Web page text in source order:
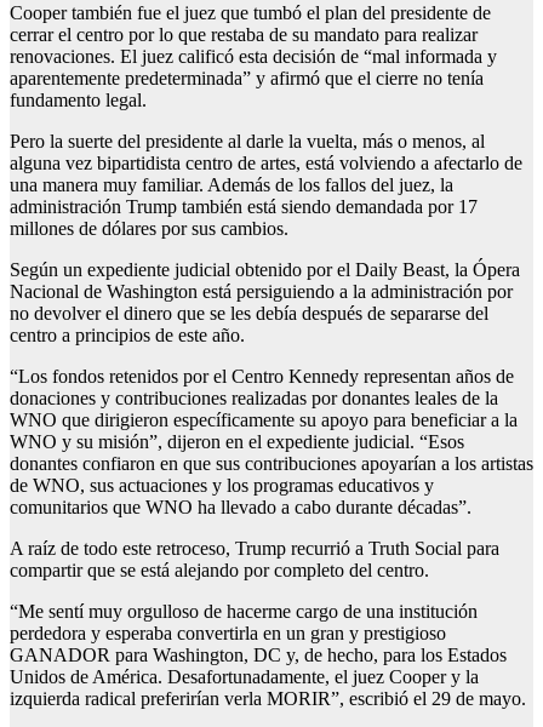
Cooper también fue el juez que tumbó el plan del presidente de
cerrar el centro por lo que restaba de su mandato para realizar
renovaciones. El juez calificó esta decisión de “mal informada y
aparentemente predeterminada” y afirmó que el cierre no tenía
fundamento legal.
Pero la suerte del presidente al darle la vuelta, más o menos, al
alguna vez bipartidista centro de artes, está volviendo a afectarlo de
una manera muy familiar. Además de los fallos del juez, la
administración Trump también está siendo demandada por 17
millones de dólares por sus cambios.
Según un expediente judicial obtenido por el Daily Beast, la Ópera
Nacional de Washington está persiguiendo a la administración por
no devolver el dinero que se les debía después de separarse del
centro a principios de este año.
“Los fondos retenidos por el Centro Kennedy representan años de
donaciones y contribuciones realizadas por donantes leales de la
WNO que dirigieron específicamente su apoyo para beneficiar a la
WNO y su misión”, dijeron en el expediente judicial. “Esos
donantes confiaron en que sus contribuciones apoyarían a los artistas
de WNO, sus actuaciones y los programas educativos y
comunitarios que WNO ha llevado a cabo durante décadas”.
A raíz de todo este retroceso, Trump recurrió a Truth Social para
compartir que se está alejando por completo del centro.
“Me sentí muy orgulloso de hacerme cargo de una institución
perdedora y esperaba convertirla en un gran y prestigioso
GANADOR para Washington, DC y, de hecho, para los Estados
Unidos de América. Desafortunadamente, el juez Cooper y la
izquierda radical preferirían verla MORIR”, escribió el 29 de mayo.